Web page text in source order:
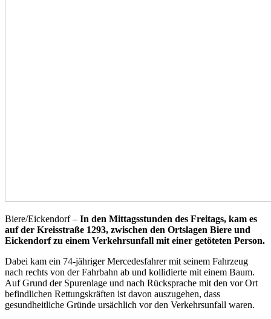
Biere/Eickendorf – In den Mittagsstunden des Freitags, kam es
auf der Kreisstraße 1293, zwischen den Ortslagen Biere und
Eickendorf zu einem Verkehrsunfall mit einer getöteten Person.
Dabei kam ein 74-jähriger Mercedesfahrer mit seinem Fahrzeug
nach rechts von der Fahrbahn ab und kollidierte mit einem Baum.
Auf Grund der Spurenlage und nach Rücksprache mit den vor Ort
befindlichen Rettungskräften ist davon auszugehen, dass
gesundheitliche Gründe ursächlich vor den Verkehrsunfall waren.